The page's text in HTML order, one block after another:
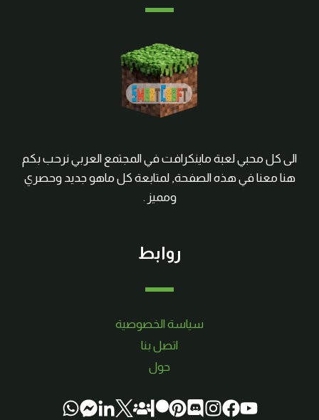
الى كل محبي لعبة ماينكرافت في المجتمع العربي نرحب بكم
هنا معنا في هذه الصفحة, لمتابعة كل ماهو جديد وحصري
ومميز .
روابط
سياسة الخصوصية
اتصل بنا
حول